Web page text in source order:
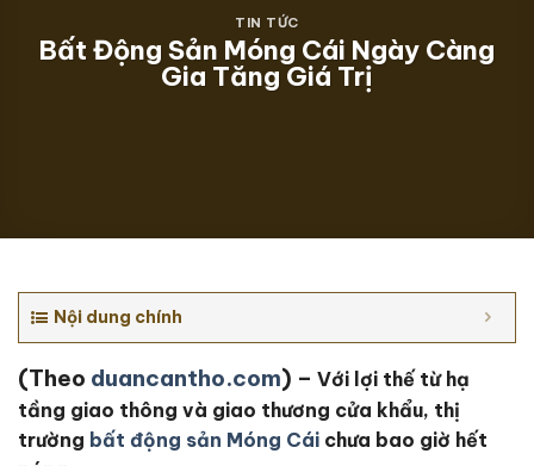
TIN TỨC
Bất Động Sản Móng Cái Ngày Càng
Gia Tăng Giá Trị
Nội dung chính
(Theo duancantho.com) – Với lợi thế từ hạ
tầng giao thông và giao thương cửa khẩu, thị
trường bất động sản Móng Cái chưa bao giờ hết